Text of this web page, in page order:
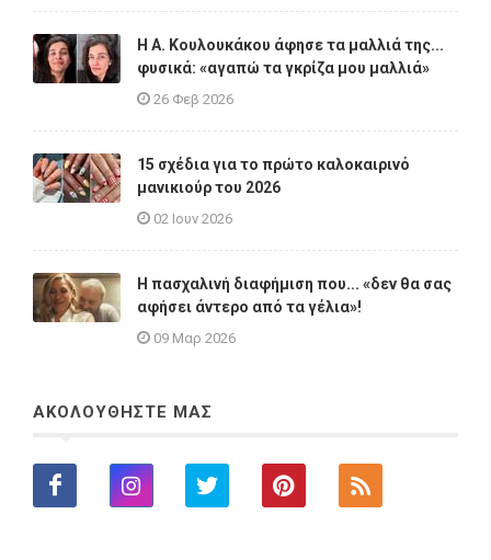
Η A. Κουλουκάκου άφησε τα μαλλιά της...
φυσικά: «αγαπώ τα γκρίζα μου μαλλιά»
26 Φεβ 2026
15 σχέδια για το πρώτο καλοκαιρινό
μανικιούρ του 2026
02 Ιουν 2026
Η πασχαλινή διαφήμιση που... «δεν θα σας
αφήσει άντερο από τα γέλια»!
09 Μαρ 2026
ΑΚΟΛΟΥΘΗΣΤΕ ΜΑΣ